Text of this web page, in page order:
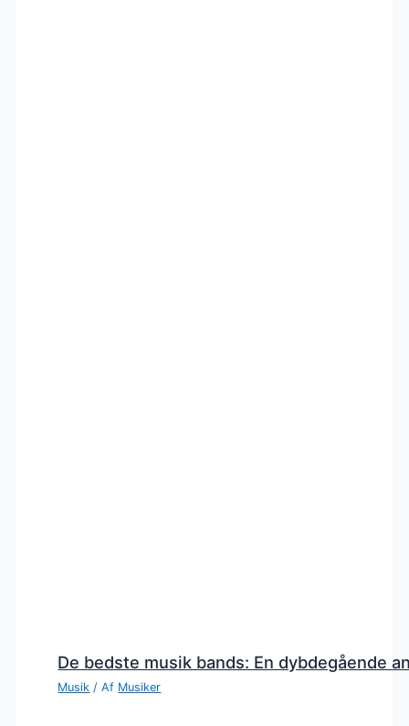
De bedste musik bands: En dybdegående
Musik / Af Musiker